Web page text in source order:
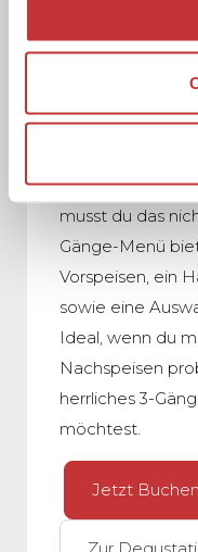
Kannst du dich
köstlichen
Problem, mit
musst du das
Gänge-Menü
Vorspeisen, ein
sowie eine
Ideal, wenn du
Nachspeisen
herrliches 3-
möchtest.
Jetzt Buchen
Zur